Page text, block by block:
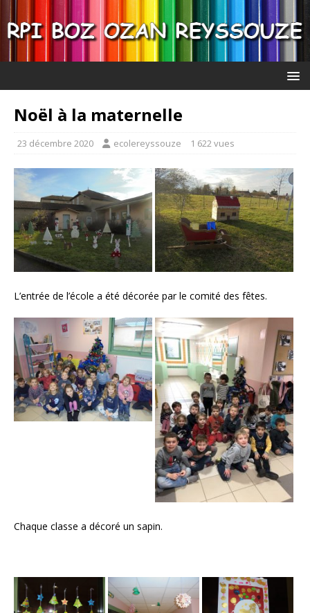
Noël à la maternelle
23 décembre 2020 ecolereyssouze 1 622 vues
L’entrée de l’école a été décorée par le comité des fêtes.
Chaque classe a décoré un sapin.